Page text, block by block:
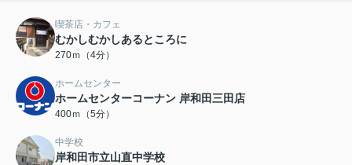
喫茶店・カフェ
むかしむかしあるところに
270ｍ（4分）
ホームセンター
ホームセンターコーナン 岸和田三田店
400ｍ（5分）
中学校
岸和田市立山直中学校